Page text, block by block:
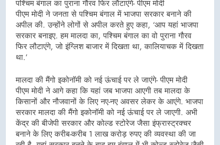
पश्चिम बंगाल का पुराना गौरव फिर लौटाएंगे- पीएम मोदी
पीएम मोदी ने जनता से पश्चिम बंगाल में भाजपा सरकार बनाने की
अपील की. उन्होंने लोगों से अपील करते हुए कहा, ‘आप यहां भाजपा
सरकार बनाइए. हम मालदा का, पश्चिम बंगाल का वो पुराना गौरव
फिर लौटाएंगे, जो इंग्लिश बाजार में दिखता था, कालियाचक में दिखता
था.’
मालदा की मैंगो इकोनॉमी को नई ऊंचाई पर ले जाएंगे- पीएम मोदी
पीएम मोदी ने आगे कहा कि यहां जब भाजपा आएगी तब मालदा के
किसानों और नौजवानों के लिए नए-नए अवसर लेकर के आएंगे. भाजपा
सरकार मालदा की मैंगो इकोनॉमी को नई ऊंचाई पर ले जाएगी. अभी
केंद्र की बीजेपी सरकार और कोल्ड स्टोरेज जैसा इंफ्रास्ट्रक्चर
बनाने के लिए करीब-करीब 1 लाख करोड़ रुपए की व्यवस्था की जा